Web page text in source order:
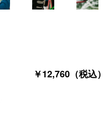
￥12,760（税込）